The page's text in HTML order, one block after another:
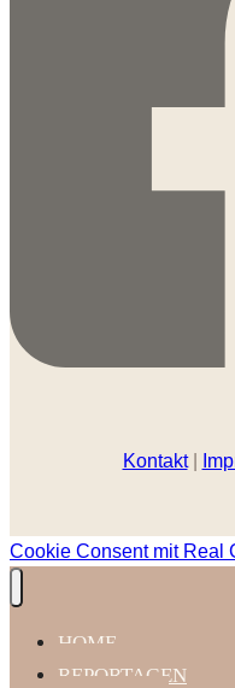
Kontakt|
Cookie Consent mit Real
HOME
REPORTAGEN